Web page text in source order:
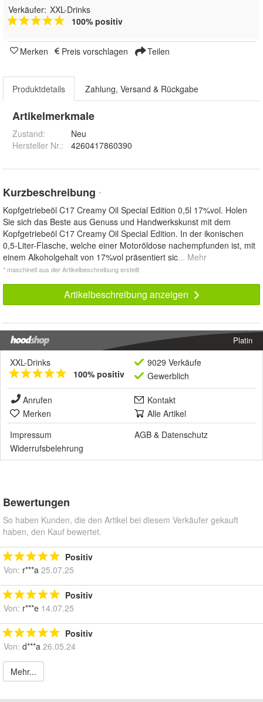
Verkäufer: XXL-Drinks
100% positiv
Merken Preis vorschlagen Teilen
Produktdetails Zahlung, Versand & Rückgabe
Artikelmerkmale
Zustand:
Neu
Hersteller Nr.:
4260417860390
Kurzbeschreibung *
Kopfgetriebeöl C17 Creamy Oil Special Edition 0,5l 17%vol. Holen
Sie sich das Beste aus Genuss und Handwerkskunst mit dem
Kopfgetriebeöl C17 Creamy Oil Special Edition. In der ikonischen
0,5-Liter-Flasche, welche einer Motoröldose nachempfunden ist, mit
einem Alkoholgehalt von 17%vol präsentiert sic... Mehr
* maschinell aus der Artikelbeschreibung erstellt
Artikelbeschreibung anzeigen
Platin
XXL-Drinks
100% positiv
9029 Verkäufe
Gewerblich
Anrufen
Kontakt
Merken
Alle Artikel
Impressum
AGB & Datenschutz
Widerrufsbelehrung
Bewertungen
So haben Kunden, die den Artikel bei diesem Verkäufer gekauft
haben, den Kauf bewertet.
Positiv
Von: r***a 25.07.25
Positiv
Von: r***e 14.07.25
Positiv
Von: d***a 26.05.24
Mehr...